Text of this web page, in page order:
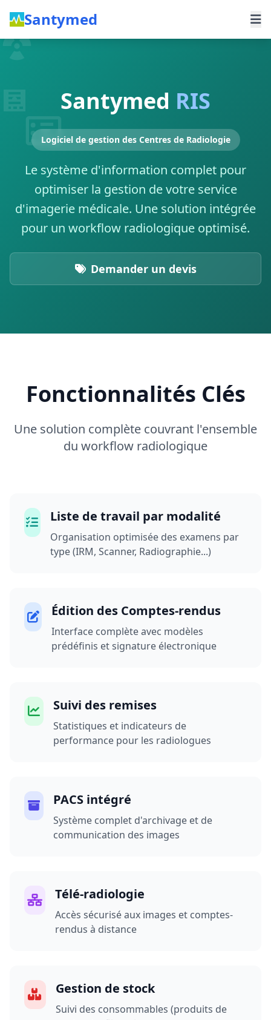
Santymed
Santymed RIS
Logiciel de gestion des Centres de Radiologie
Le système d'information complet pour
optimiser la gestion de votre service
d'imagerie médicale. Une solution intégrée
pour un workflow radiologique optimisé.
Demander un devis
Fonctionnalités Clés
Une solution complète couvrant l'ensemble
du workflow radiologique
Liste de travail par modalité
Organisation optimisée des examens par
type (IRM, Scanner, Radiographie...)
Édition des Comptes-rendus
Interface complète avec modèles
prédéfinis et signature électronique
Suivi des remises
Statistiques et indicateurs de
performance pour les radiologues
PACS intégré
Système complet d'archivage et de
communication des images
Télé-radiologie
Accès sécurisé aux images et comptes-
rendus à distance
Gestion de stock
Suivi des consommables (produits de